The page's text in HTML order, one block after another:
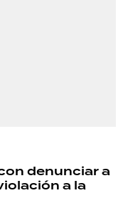
denunciar a
a la